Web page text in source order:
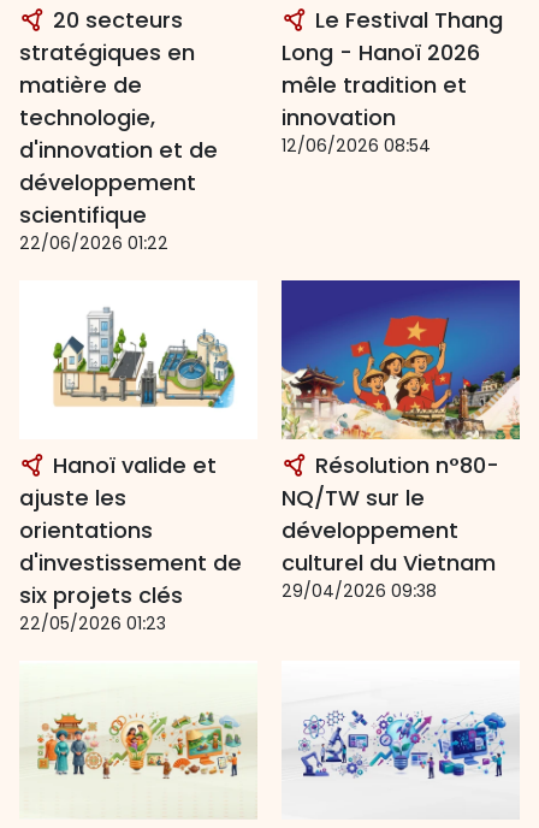
20 secteurs
stratégiques en
matière de
technologie,
d'innovation et de
développement
scientifique
22/06/2026 01:22
Le Festival Thang
Long - Hanoï 2026
mêle tradition et
innovation
12/06/2026 08:54
Hanoï valide et
ajuste les
orientations
d'investissement de
six projets clés
22/05/2026 01:23
Résolution n°80-
NQ/TW sur le
développement
culturel du Vietnam
29/04/2026 09:38